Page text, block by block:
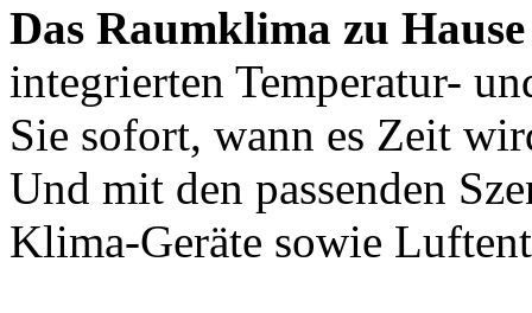
Das Raumklima zu
integrierten Temperatur-
Sie sofort, wann es Zeit
Und mit den passenden
Klima-Geräte sowie